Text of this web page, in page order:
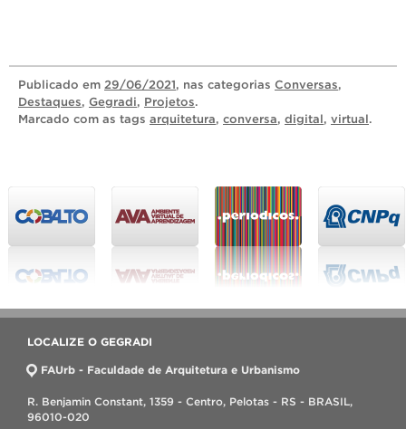
Publicado em 29/06/2021, nas categorias Conversas,
Destaques, Gegradi, Projetos.
Marcado com as tags arquitetura, conversa, digital, virtual.
LOCALIZE O GEGRADI
FAUrb - Faculdade de Arquitetura e Urbanismo
R. Benjamin Constant, 1359 - Centro, Pelotas - RS - BRASIL,
96010-020